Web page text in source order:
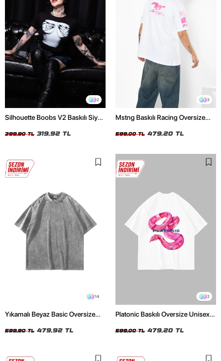
2
Silhouette Boobs V2 Baskılı Siyah
399,90 TL 319,92 TL
2
Mstng Baskılı Racing Oversize
599,00 TL 479,20 TL
14
Yıkamalı Beyaz Basic Oversize
599,90 TL 479,92 TL
2
Platonic Baskılı Oversize Unisex
599,00 TL 479,20 TL